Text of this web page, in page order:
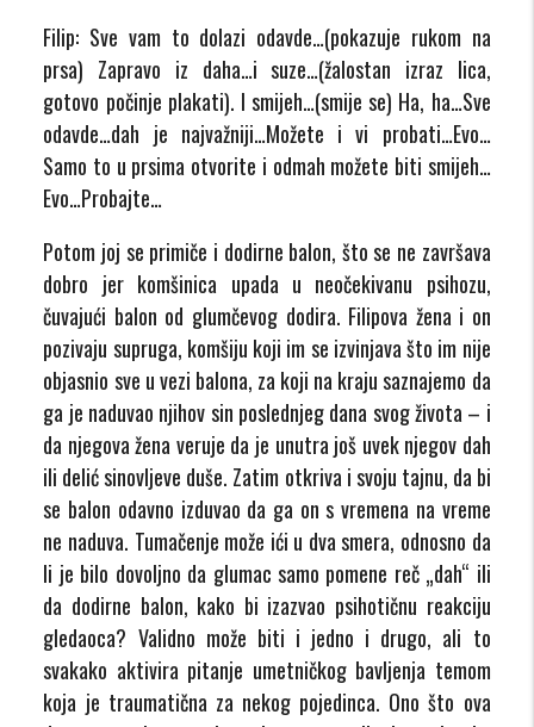
Filip: Sve vam to dolazi odavde…(pokazuje rukom na
prsa) Zapravo iz daha…i suze…(žalostan izraz lica,
gotovo počinje plakati). I smijeh…(smije se) Ha, ha…Sve
odavde…dah je najvažniji…Možete i vi probati…Evo…
Samo to u prsima otvorite i odmah možete biti smijeh…
Evo…Probajte…
Potom joj se primiče i dodirne balon, što se ne završava
dobro jer komšinica upada u neočekivanu psihozu,
čuvajući balon od glumčevog dodira. Filipova žena i on
pozivaju supruga, komšiju koji im se izvinjava što im nije
objasnio sve u vezi balona, za koji na kraju saznajemo da
ga je naduvao njihov sin poslednjeg dana svog života – i
da njegova žena veruje da je unutra još uvek njegov dah
ili delić sinovljeve duše. Zatim otkriva i svoju tajnu, da bi
se balon odavno izduvao da ga on s vremena na vreme
ne naduva. Tumačenje može ići u dva smera, odnosno da
li je bilo dovoljno da glumac samo pomene reč „dah“ ili
da dodirne balon, kako bi izazvao psihotičnu reakciju
gledaoca? Validno može biti i jedno i drugo, ali to
svakako aktivira pitanje umetničkog bavljenja temom
koja je traumatična za nekog pojedinca. Ono što ova